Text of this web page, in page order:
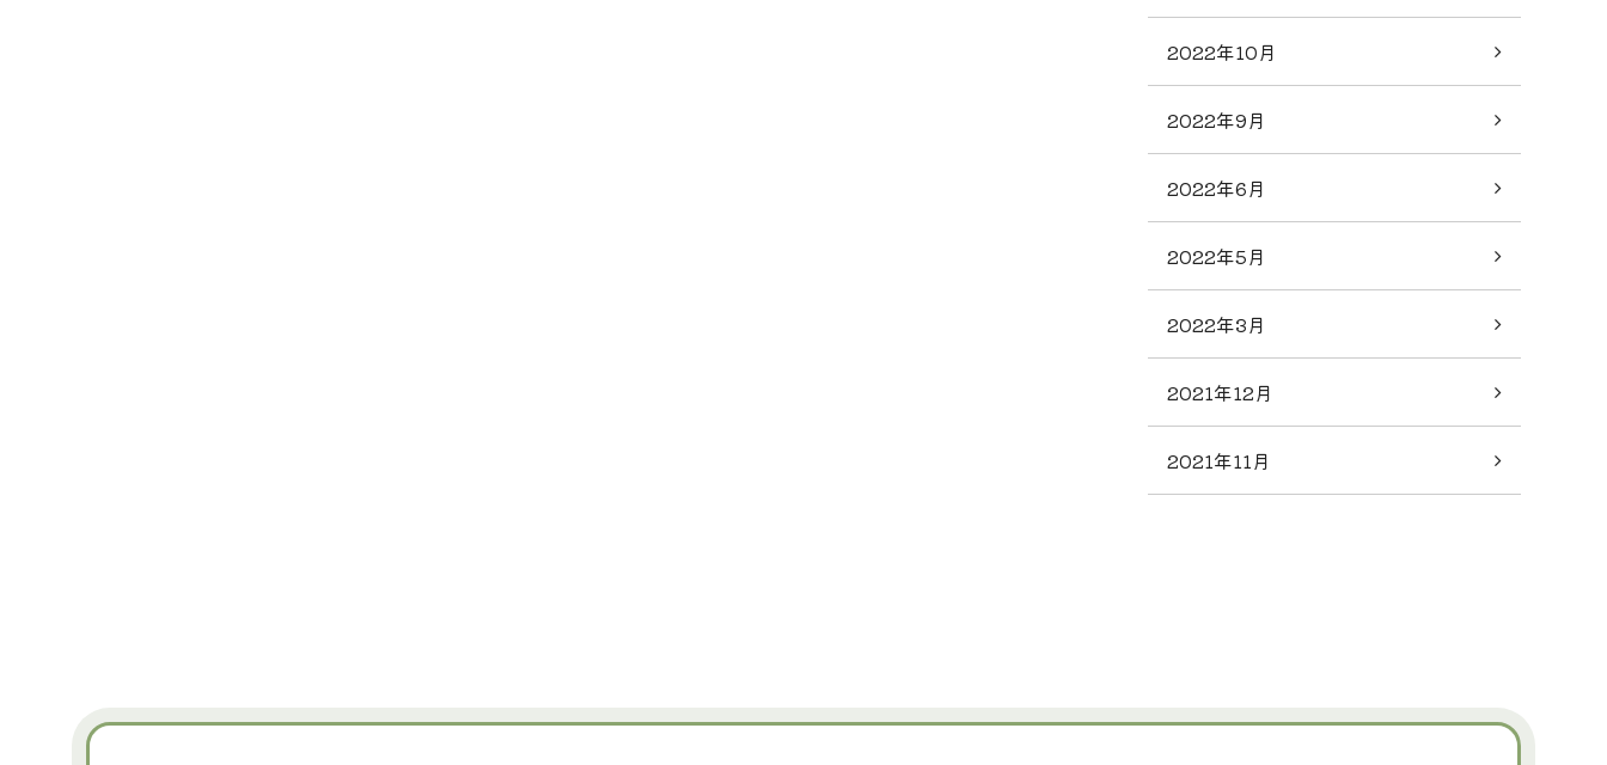
2022年10月
2022年9月
2022年6月
2022年5月
2022年3月
2021年12月
2021年11月